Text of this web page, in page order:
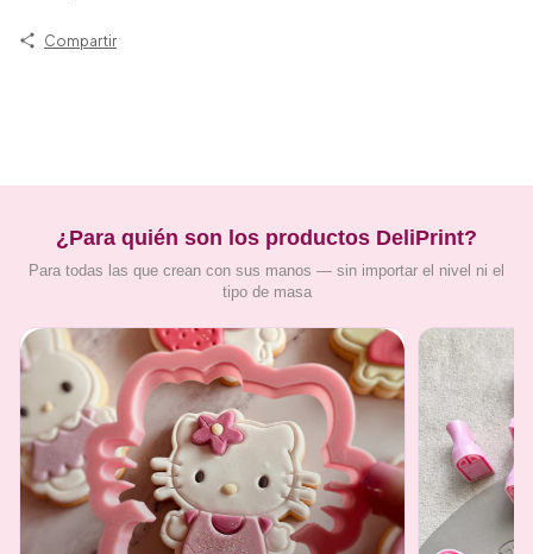
Compartir
¿Para quién son los productos DeliPrint?
Para todas las que crean con sus manos — sin importar el nivel ni el
tipo de masa